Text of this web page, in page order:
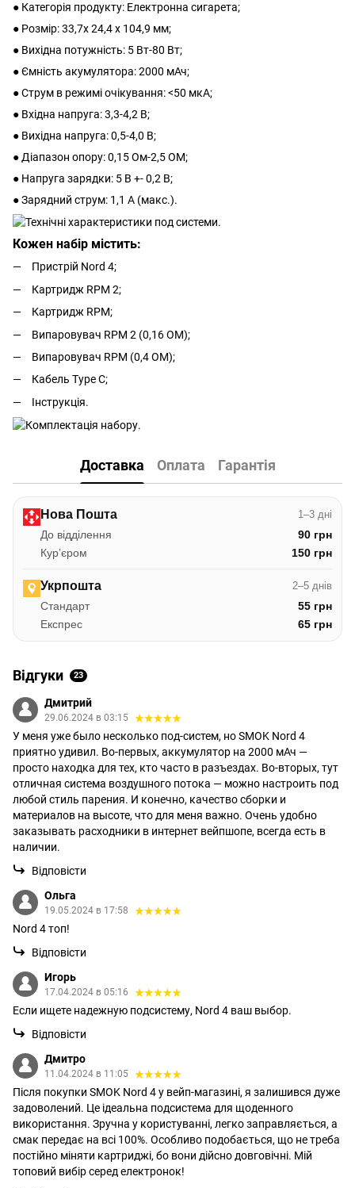
● Категорія продукту: Електронна сигарета;
● Розмір: 33,7x 24,4 x 104,9 мм;
● Вихідна потужність: 5 Вт-80 Вт;
● Ємність акумулятора: 2000 мАч;
● Струм в режимі очікування: <50 мкА;
● Вхідна напруга: 3,3-4,2 В;
● Вихідна напруга: 0,5-4,0 В;
● Діапазон опору: 0,15 Ом-2,5 ОМ;
● Напруга зарядки: 5 В +- 0,2 В;
● Зарядний струм: 1,1 А (макс.).
Кожен набір містить:
Пристрій Nord 4;
Картридж RPM 2;
Картридж RPM;
Випаровувач RPM 2 (0,16 ОМ);
Випаровувач RPM (0,4 ОМ);
Кабель Type C;
Інструкція.
Доставка Оплата Гарантія
Нова Пошта 1–3 дні
До відділення
90 грн
Курʼєром
150 грн
Укрпошта 2–5 днів
Стандарт
55 грн
Експрес
65 грн
Відгуки 23
Дмитрий
29.06.2024 в 03:15
У меня уже было несколько под-систем, но SMOK Nord 4
приятно удивил. Во-первых, аккумулятор на 2000 мАч —
просто находка для тех, кто часто в разъездах. Во-вторых, тут
отличная система воздушного потока — можно настроить под
любой стиль парения. И конечно, качество сборки и
материалов на высоте, что для меня важно. Очень удобно
заказывать расходники в интернет вейпшопе, всегда есть в
наличии.
Відповісти
Ольга
19.05.2024 в 17:58
Nord 4 топ!
Відповісти
Игорь
17.04.2024 в 05:16
Если ищете надежную подсистему, Nord 4 ваш выбор.
Відповісти
Дмитро
11.04.2024 в 11:05
Після покупки SMOK Nord 4 у вейп-магазині, я залишився дуже
задоволений. Це ідеальна подсистема для щоденного
використання. Зручна у користуванні, легко заправляється, а
смак передає на всі 100%. Особливо подобається, що не треба
постійно міняти картриджі, бо вони дійсно довговічні. Мій
топовий вибір серед електронок!